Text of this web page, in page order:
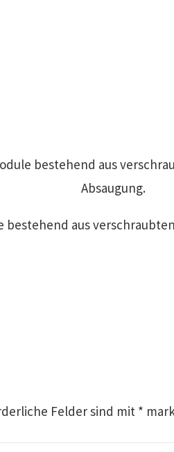
bestehend aus
Absaugung.
aus
Felder sind mit *